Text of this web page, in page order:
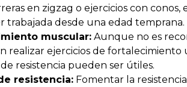
en zigzag o ejercicios con
trabajada desde una edad temprana.
muscular: Aunque no es
realizar ejercicios de fortalecimiento
resistencia pueden ser útiles.
resistencia: Fomentar la